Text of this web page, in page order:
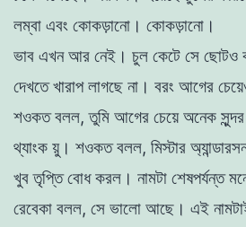
লম্বা এবং কোকড়ানাে । কোকড়ানাে ।
ভাব এখনআর নেই । চুল কেটে সে ছােটও
দেখতেখারাপলাগছে না । বরং আগের
শওকতবলল,তুমি আগের চেয়েঅনেক সুন্দর
থ্যাংক য়ু। শওকতবলল, মিস্টার
খুবতৃপ্তিবােধকরল । নামটা শেষপর্যন্ত
রেবেকা বলল, সে ভালাে আছে । এই